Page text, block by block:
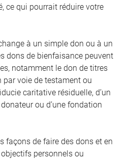
ce qui pourrait réduire votre
à un simple don ou à un
dons de bienfaisance peuvent
notamment le don de titres
par voie de testament ou
caritative résiduelle, d’un
ou d’une fondation
façons de faire des dons et en
personnels ou